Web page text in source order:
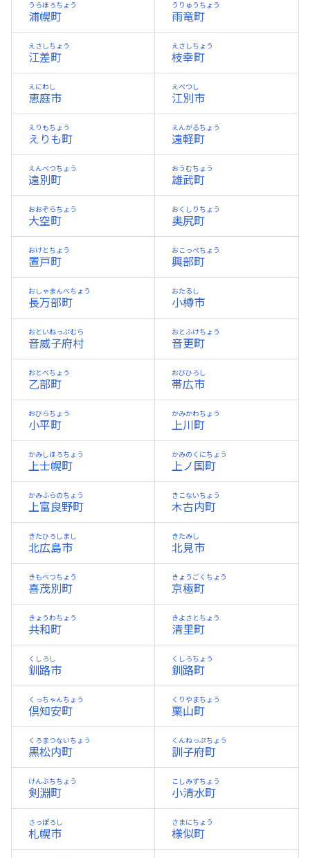
浦幌町
うらほろちょう
雨竜町
うりゅうちょう
江差町
えさしちょう
枝幸町
えさしちょう
恵庭市
えにわし
江別市
えべつし
えりも町
えりもちょう
遠軽町
えんがるちょう
遠別町
えんべつちょう
雄武町
おうむちょう
大空町
おおぞらちょう
奥尻町
おくしりちょう
置戸町
おけとちょう
興部町
おこっぺちょう
長万部町
おしゃまんべちょう
小樽市
おたるし
音威子府村
おといねっぷむら
音更町
おとふけちょう
乙部町
おとべちょう
帯広市
おびひろし
小平町
おびらちょう
上川町
かみかわちょう
上士幌町
かみしほろちょう
上ノ国町
かみのくにちょう
上富良野町
かみふらのちょう
木古内町
きこないちょう
北広島市
きたひろしまし
北見市
きたみし
喜茂別町
きもべつちょう
京極町
きょうごくちょう
共和町
きょうわちょう
清里町
きよさとちょう
釧路市
くしろし
釧路町
くしろちょう
倶知安町
くっちゃんちょう
栗山町
くりやまちょう
黒松内町
くろまつないちょう
訓子府町
くんねっぷちょう
剣淵町
けんぶちちょう
小清水町
こしみずちょう
札幌市
さっぽろし
様似町
さまにちょう